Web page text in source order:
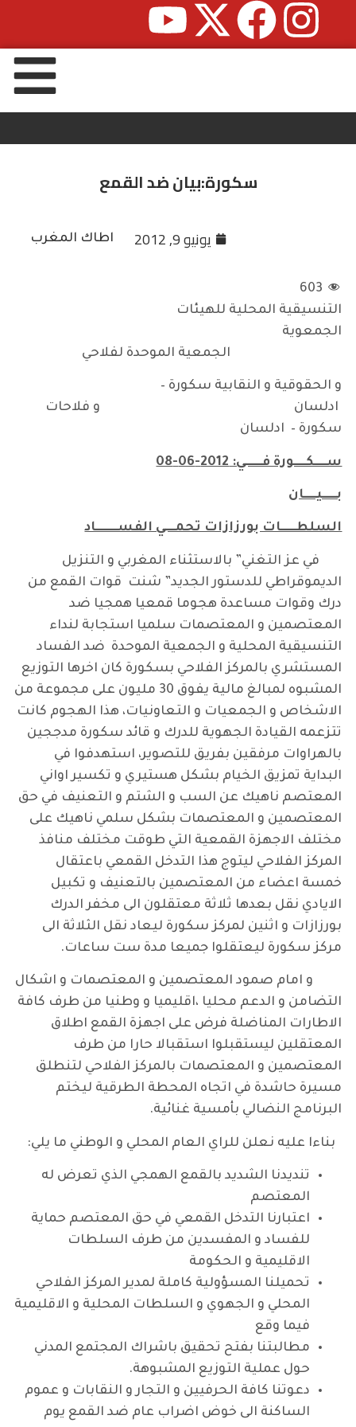
سكورة:بيان ضد القمع
اطاك المغرب يونيو 9, 2012
603
التنسيقية المحلية للهيئات
الجمعوية
الجمعية الموحدة لفلاحي
و الحقوقية و النقابية سكورة –
ادلسان و فلاحات
سكورة – ادلسان
ســـــكـــــورة فـــــــي:2012-06-08
بــــــيـــــان
السلطــــــات بورزازات تحمــــي الفســـــــــاد
في عز التغني” بالاستثناء المغربي و التنزيل
الديموقراطي للدستور الجديد” شنت قوات القمع من
درك وقوات مساعدة هجوما قمعيا همجيا ضد
المعتصمين و المعتصمات سلميا استجابة لنداء
التنسيقية المحلية و الجمعية الموحدة ضد الفساد
المستشري بالمركز الفلاحي بسكورة كان اخرها التوزيع
المشبوه لمبالغ مالية يفوق 30 مليون على مجموعة من
الاشخاص و الجمعيات و التعاونيات، هذا الهجوم كانت
تتزعمه القيادة الجهوية للدرك و قائد سكورة مدججين
بالهراوات مرفقين بفريق للتصوير، استهدفوا في
البداية تمزيق الخيام بشكل هستيري و تكسير اواني
المعتصم ناهيك عن السب و الشتم و التعنيف في حق
المعتصمين و المعتصمات بشكل سلمي ناهيك على
مختلف الاجهزة القمعية التي طوقت مختلف منافذ
المركز الفلاحي ليتوج هذا التدخل القمعي باعتقال
خمسة اعضاء من المعتصمين بالتعنيف و تكبيل
الايادي نقل بعدها ثلاثة معتقلون الى مخفر الدرك
بورزازات و اثنين لمركز سكورة ليعاد نقل الثلاثة الى
مركز سكورة ليعتقلوا جميعا مدة ست ساعات.
و امام صمود المعتصمين و المعتصمات و اشكال
التضامن و الدعم محليا ،اقليميا و وطنيا من طرف كافة
الاطارات المناضلة فرض على اجهزة القمع اطلاق
المعتقلين ليستقبلوا استقبالا حارا من طرف
المعتصمين و المعتصمات بالمركز الفلاحي لتنطلق
مسيرة حاشدة في اتجاه المحطة الطرقية ليختم
البرنامج النضالي بأمسية غنائية.
بناءا عليه نعلن للراي العام المحلي و الوطني ما يلي:
تنديدنا الشديد بالقمع الهمجي الذي تعرض له
المعتصم
اعتبارنا التدخل القمعي في حق المعتصم حماية
للفساد و المفسدين من طرف السلطات
الاقليمية و الحكومة
تحميلنا المسؤولية كاملة لمدير المركز الفلاحي
المحلي و الجهوي و السلطات المحلية و الاقليمية
فيما وقع
مطالبتنا بفتح تحقيق باشراك المجتمع المدني
حول عملية التوزيع المشبوهة.
دعوتنا كافة الحرفيين و التجار و النقابات و عموم
الساكنة الى خوض اضراب عام ضد القمع يوم